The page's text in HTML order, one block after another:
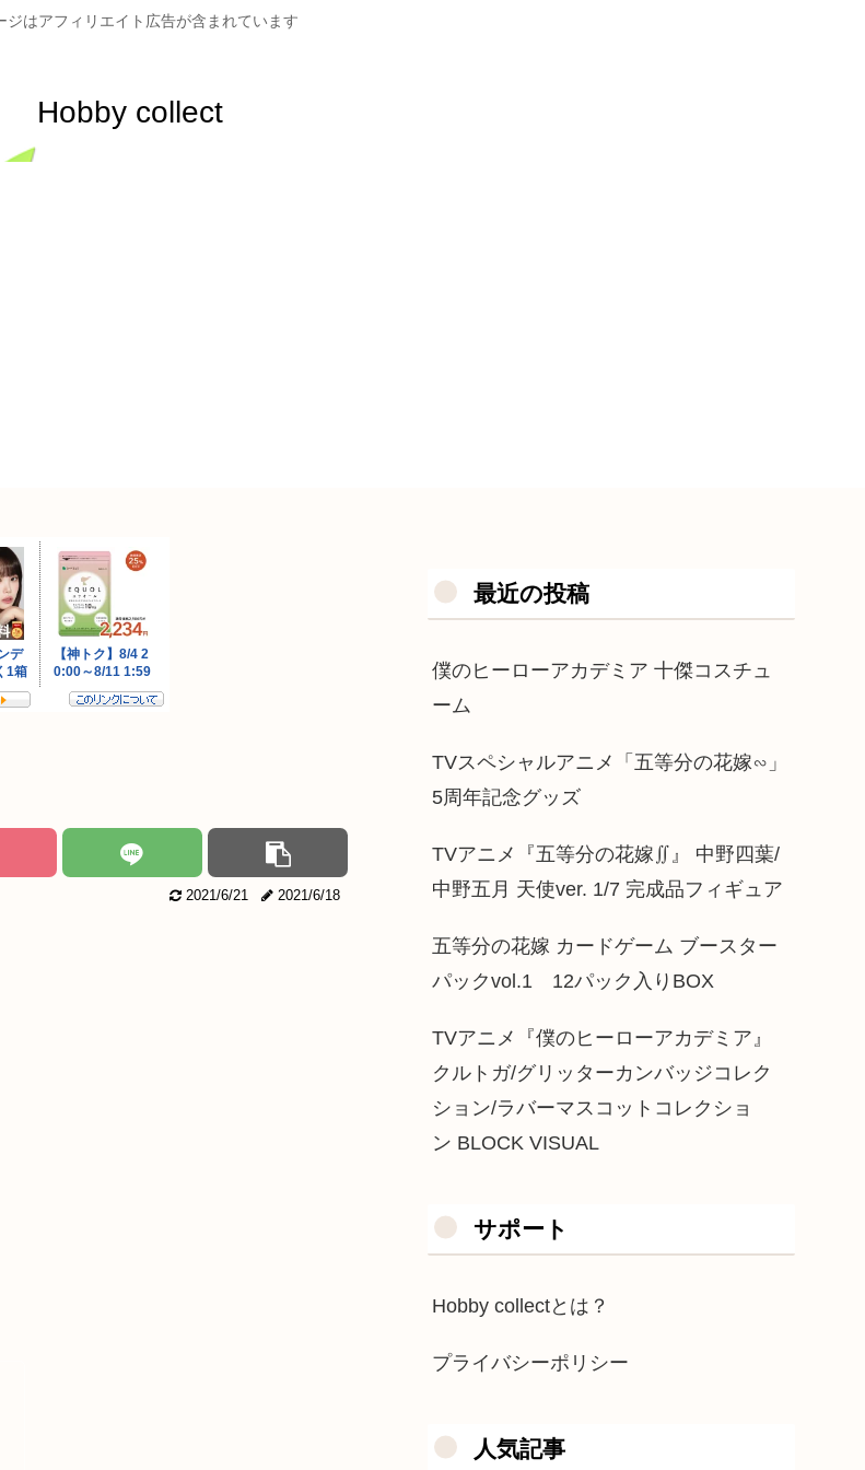
ジはアフィリエイト広告が含まれています
Hobby collect
2021/6/21 2021/6/18
最近の投稿
僕のヒーローアカデミア 十傑コスチュ
ーム
TVスペシャルアニメ「五等分の花嫁∽」
5周年記念グッズ
TVアニメ『五等分の花嫁∬』 中野四葉/
中野五月 天使ver. 1/7 完成品フィギュア
五等分の花嫁 カードゲーム ブースター
パックvol.1 12パック入りBOX
TVアニメ『僕のヒーローアカデミア』
クルトガ/グリッターカンバッジコレク
ション/ラバーマスコットコレクショ
ン BLOCK VISUAL
サポート
Hobby collectとは？
プライバシーポリシー
人気記事